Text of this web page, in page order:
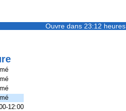
Ouvre dans 23:12 heures
12:00